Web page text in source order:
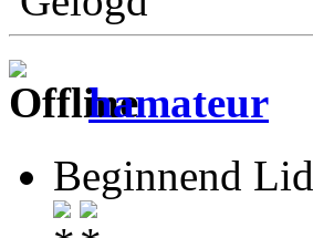
hamateur
Beginnend Lid